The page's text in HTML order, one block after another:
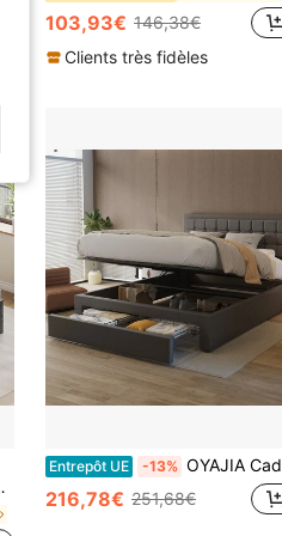
103,93€ 146,38€
Clients très fidèles
Entrepôt UE -13% OYAJIA Cadres de lit
216,78€ 251,68€